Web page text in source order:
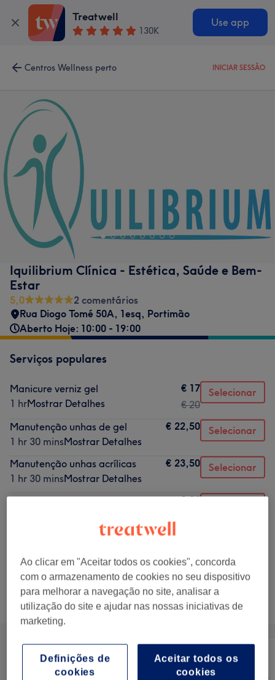
Treatwell
130K
Use app
Centros Wellness perto INICIAR SESSÃO
Iquilibrium Clínica - Estética, Saúde e Bem-
Estar
5,0
2 comentários
Rua Diogo Tomé 50A, 1esq, Portimão
Aberto Hoje: 10:00 - 19:00
Serviços populares
Manicure verniz gel
1 hrMostrar Detalhes
€ 17
€ 20
Selecionar
Manutenção unhas de gel
1 hr 30 minsMostrar Detalhes
€ 22,50 Selecionar
Manutenção unhas acrílicas
1 hr 30 minsMostrar Detalhes
€ 23,50 Selecionar
Depilação a laser - Axila e virilha
€ 26
Depilação a laser - Axila, virilha e
45 minsMostrar Detalhes
Procurar serviços
Tudo
Tratamento de
Depilação
Ao clicar em "Aceitar todos os cookies", concorda
com o armazenamento de cookies no seu dispositivo
para melhorar a navegação no site, analisar a
utilização do site e ajudar nas nossas iniciativas de
marketing.
Aceitar todos os
cookies
Definições de
cookies